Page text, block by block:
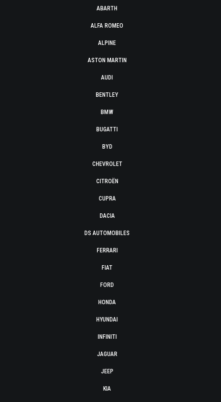
ABARTH
ALFA ROMEO
ALPINE
ASTON MARTIN
AUDI
BENTLEY
BMW
BUGATTI
BYD
CHEVROLET
CITROËN
CUPRA
DACIA
DS AUTOMOBILES
FERRARI
FIAT
FORD
HONDA
HYUNDAI
INFINITI
JAGUAR
JEEP
KIA